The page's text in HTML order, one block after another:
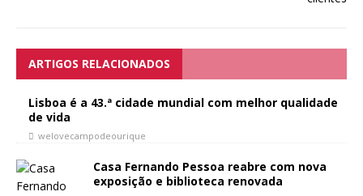
ARTIGOS RELACIONADOS
Lisboa é a 43.ª cidade mundial com melhor qualidade
de vida
welovecampodeourique
Casa Fernando Pessoa reabre com nova
exposição e biblioteca renovada